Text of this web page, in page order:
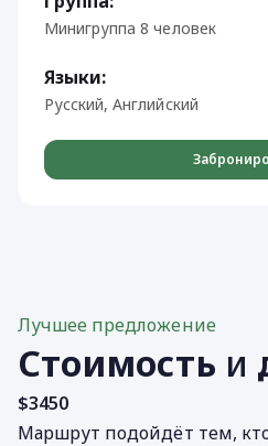
Минигруппа 8 человек
Языки:
Русский, Английский
Лучшее предложение
Стоимость и
$3450
Маршрут подойдёт тем,